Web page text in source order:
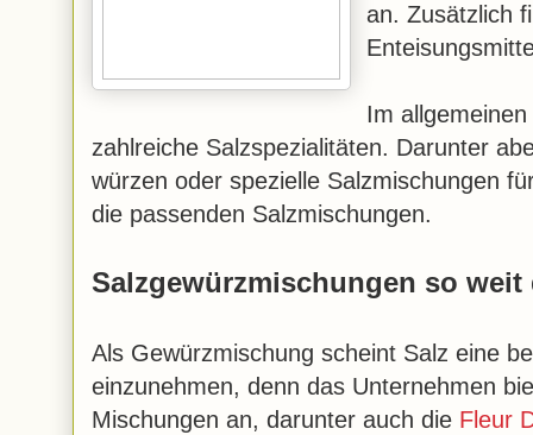
an. Zusätzlich
Im
zahlreiche Salzspezialitäten. Darunter
würzen oder spezielle Salzmischungen
die passenden Salzmischungen.
Salzgewürzmischungen so weit
Als Gewürzmischung scheint Salz eine
einzunehmen, denn das Unternehmen
Mischungen an, darunter auch die Fleur